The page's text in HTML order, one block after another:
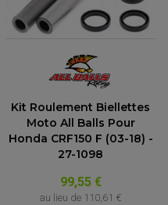
AGUSTA
ENDURO
Kit Roulement Biellettes
Moto All Balls Pour
Honda CRF150 F (03-18) -
27-1098
99,55 €
au lieu de 110,61 €